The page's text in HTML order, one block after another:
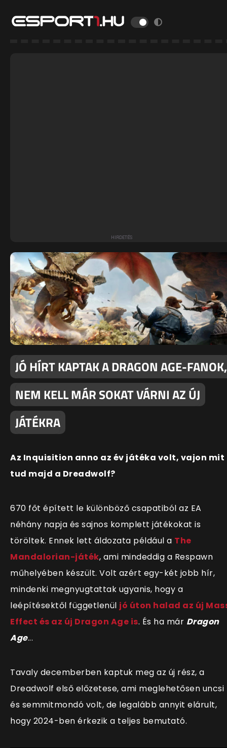
JÓ HÍRT KAPTAK A DRAGON AGE-FANOK,
NEM KELL MÁR SOKAT VÁRNI AZ ÚJ
JÁTÉKRA
Az Inquisition anno az év játéka volt, vajon mit
tud majd a Dreadwolf?
670 főt épített le különböző csapatiból az EA
néhány napja és sajnos komplett játékokat is
töröltek. Ennek lett áldozata például a The
Mandalorian-játék, ami mindeddig a Respawn
műhelyében készült. Volt azért egy-két jobb hír,
mindenki megnyugtattak ugyanis, hogy a
leépítésektől függetlenül jó úton halad az új
Effect és az új Dragon Age is. És ha már Dragon
Age...
Tavaly decemberben kaptuk meg az új rész, a
Dreadwolf első előzetese, ami meglehetősen uncsi
és semmitmondó volt, de legalább annyit elárult,
hogy 2024-ben érkezik a teljes bemutató.